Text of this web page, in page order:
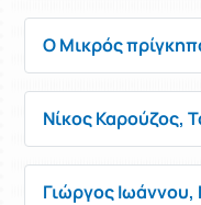
Ο Μικρός
Νίκος Καρούζος,
Γιώργος